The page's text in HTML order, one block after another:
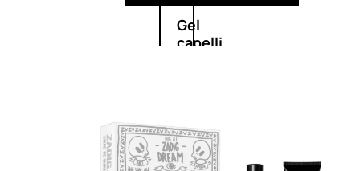
Gel
capelli
SOLARI